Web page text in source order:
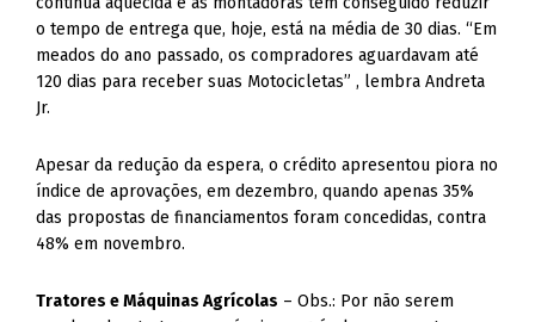
o tempo de entrega que, hoje, está na média de 30 dias. “Em
meados do ano passado, os compradores aguardavam até
120 dias para receber suas Motocicletas” , lembra Andreta
Jr.
Apesar da redução da espera, o crédito apresentou piora no
índice de aprovações, em dezembro, quando apenas 35%
das propostas de financiamentos foram concedidas, contra
48% em novembro.
Tratores e Máquinas Agrícolas – Obs.: Por não serem